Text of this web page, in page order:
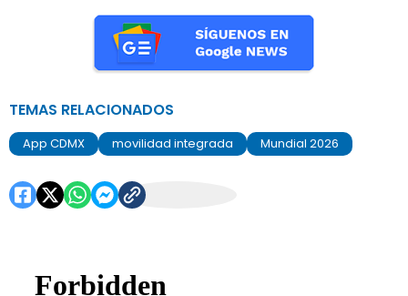
TEMAS RELACIONADOS
App CDMX movilidad integrada Mundial 2026